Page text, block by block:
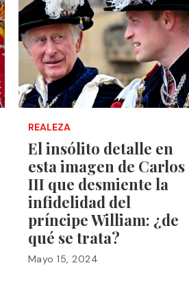
REALEZA
El insólito detalle en
esta imagen de Carlos
III que desmiente la
infidelidad del
príncipe William: ¿de
qué se trata?
Mayo 15, 2024